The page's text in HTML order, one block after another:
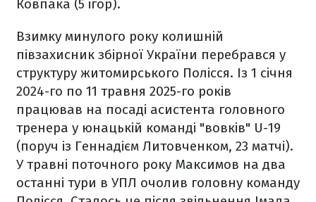
Ковпака (5 ігор).
Взимку минулого року колишній
півзахисник збірної України перебрався у
структуру житомирського Полісся. Із 1 січня
2024-го по 11 травня 2025-го років
працював на посаді асистента головного
тренера у юнацькій команді "вовків" U-19
(поруч із Геннадієм Литовченком, 23 матчі).
У травні поточного року Максимов на два
останні тури в УПЛ очолив головну команду